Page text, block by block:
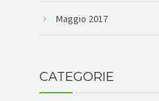
Maggio 2017
CATEGORIE